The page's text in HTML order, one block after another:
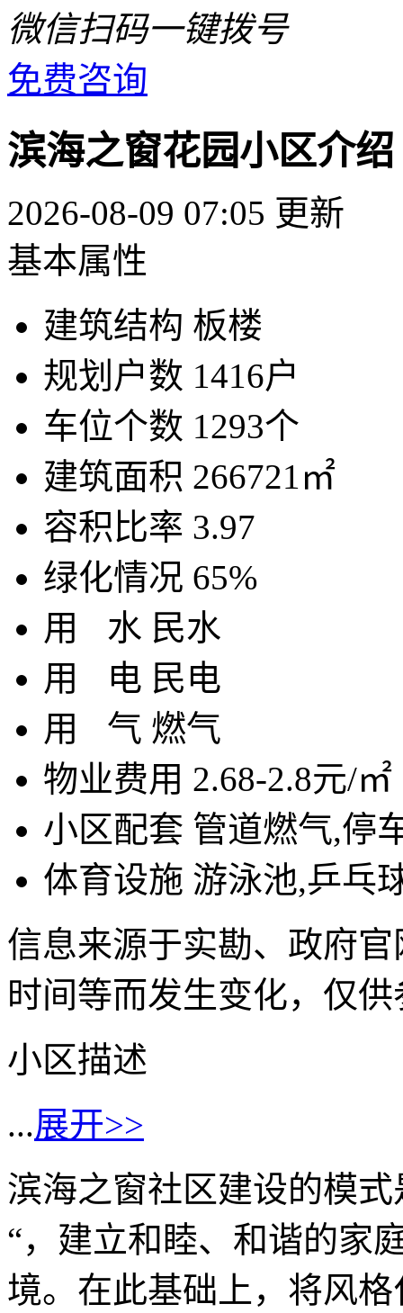
微信扫码一键拨号
免费咨询
滨海之窗花园小区介绍
2026-08-09 07:05 更新
基本属性
建筑结构 板楼
规划户数 1416户
车位个数 1293个
建筑面积 266721㎡
容积比率 3.97
绿化情况 65%
用 水 民水
用
电 民电
用 气 燃气
物业费用 2.68-2.8元/㎡
小区配套 管道燃气,停
体育设施 游泳池,乒乓
信息来源于实勘、政府
时间等而发生变化，仅
小区描述
...展开>>
滨海之窗社区建设的模
“，建立和睦、和谐的家
境。在此基础上，将风